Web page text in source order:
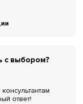
с выбором?
ответ!